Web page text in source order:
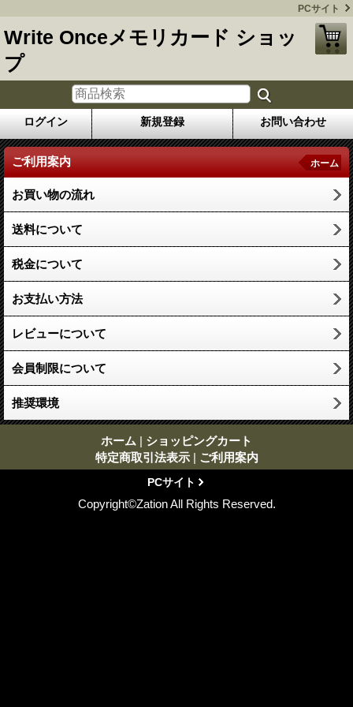
PCサイト
Write Onceメモリカード ショッ
プ
ログイン 新規登録 お問い合わせ
ご利用案内 ホーム
お買い物の流れ
送料について
税金について
お支払い方法
レビューについて
会員制限について
推奨環境
ホーム | ショッピングカート
特定商取引法表示 | ご利用案内
PCサイト
Copyright©Zation All Rights Reserved.